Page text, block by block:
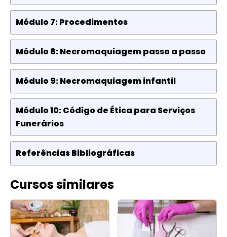
Módulo 7: Procedimentos
Módulo 8: Necromaquiagem passo a passo
Módulo 9: Necromaquiagem infantil
Módulo 10: Código de Ética para Serviços
Funerários
Referências Bibliográficas
Cursos similares